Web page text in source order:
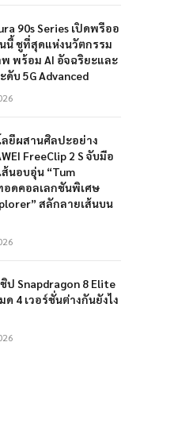
90s Series เปิดพรีออ
นี้ ชูที่สุดแห่งนวัตกรรม
พร้อม AI อัจฉริยะและ
ดับ 5G Advanced
ลยีผสานศิลปะอย่าง
FreeClip 2 S จับมือ
นอบอุ่น “Tum
อดคอลเลกชันพิเศษ
สลักลายเส้นบน
ป Snapdragon 8 Elite
ด 4 เวอร์ชั่นต่างกันยังไง